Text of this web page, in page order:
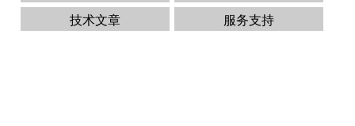
技术文章
服务支持